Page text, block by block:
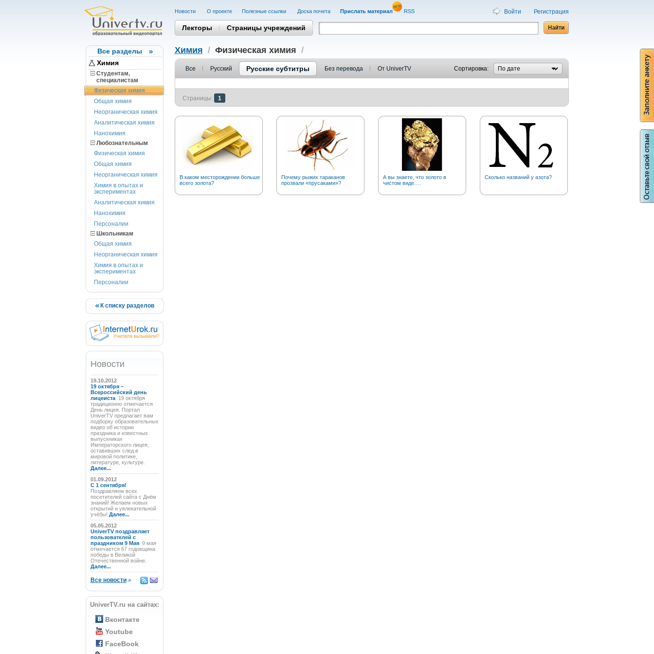
Все разделы
Химия
Студентам,
cпециалистам
Физическая химия
Общая химия
Неорганическая химия
Аналитическая химия
Нанохимия
Любознательным
Физическая химия
Общая химия
Неорганическая химия
Химия в опытах и
экспериментах
Аналитическая химия
Нанохимия
Персоналии
Школьникам
Общая химия
Неорганическая химия
Химия в опытах и
экспериментах
Персоналии
К списку разделов
Новости
19.10.2012
19 октября –
Всероссийский день
лицеиста 19 октября
традиционно отмечается
День лицея. Портал
UniverTV предлагает вам
подборку образовательных
видео об истории
праздника и известных
выпускниках
Императорского лицея,
оставивших след в
мировой политике,
литературе, культуре.
Далее...
01.09.2012
C 1 сентября!
Поздравляем всех
посетителей сайта с Днём
знаний! Желаем новых
открытий и увлекательной
учёбы! Далее...
05.05.2012
UniverTV поздравляет
пользователей с
праздником 9 Мая 9 мая
отмечается 67 годовщина
победы в Великой
Отечественной войне.
Далее...
Все новости»
UniverTV.ru на сайтах:
Вконтакте
Youtube
FaceBook
Новости О проекте Полезные cсылки Доска почета Прислать материал RSS Войти Регистрация
Лекторы Страницы учреждений
Химия / Физическая химия /
Все Русский Русские субтитры Без перевода От UniverTV Сортировка:
Страницы: 1
В каком месторождении больше
всего золота?
Почему рыжих тараканов
прозвали «прусаками»?
А вы знаете, что золото в
чистом виде….
Сколько названий у азота?
Почему мы говорим